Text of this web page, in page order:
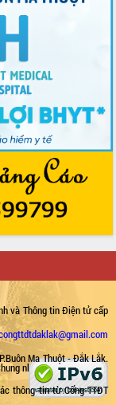
và Thông tin Điện tử cấp
Ma Thuột - Đắk Lắk.
thông tin từ Cổng TTĐT